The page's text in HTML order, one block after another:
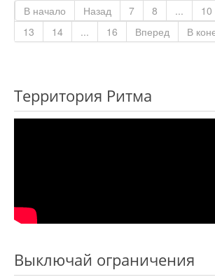
В начало Назад 7 8 ... 10
13
14 ... 16 Вперед В
Территория Ритма
Выключай ограничения